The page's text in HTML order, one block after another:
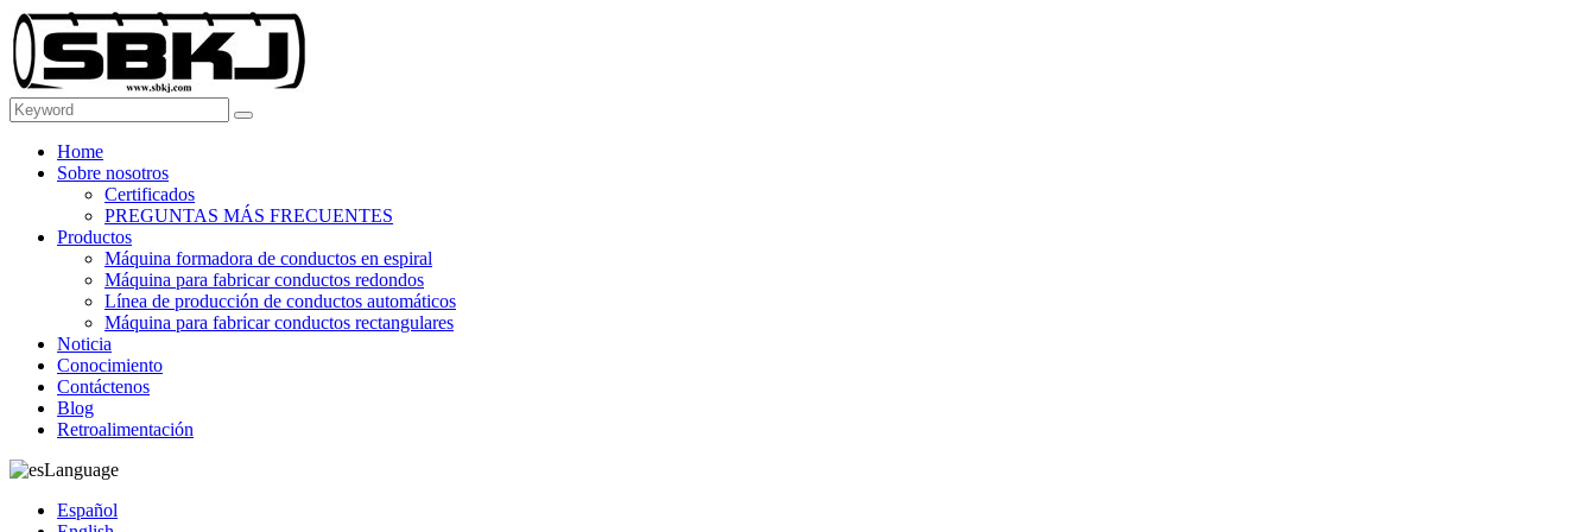
Home
Sobre nosotros
Certificados
PREGUNTAS MÁS FRECUENTES
Productos
Máquina formadora de conductos en espiral
Máquina para fabricar conductos redondos
Línea de producción de conductos automáticos
Máquina para fabricar conductos rectangulares
Noticia
Conocimiento
Contáctenos
Blog
Retroalimentación
Language
Español